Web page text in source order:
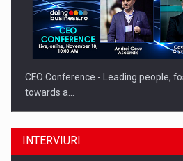
CEO Conference - Leading people,
towards a…
INTERVIURI